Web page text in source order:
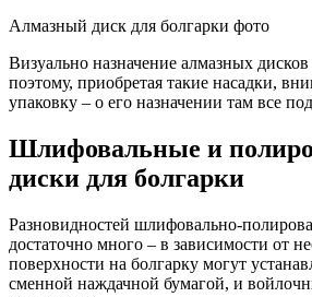
Алмазный диск для болгарки фото
Визуально назначение алмазных
поэтому, приобретая такие насадки,
упаковку – о его назначении там все
Шлифовальные и
диски для болгарки
Разновидностей шлифовально-
достаточно много – в зависимости от
поверхности на болгарку могут
сменной наждачной бумагой, и